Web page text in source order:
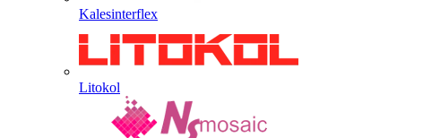
Kalesinterflex
Litokol